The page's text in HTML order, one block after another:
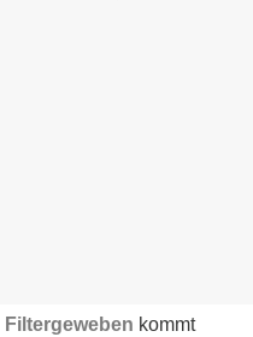
Filtergeweben kommt